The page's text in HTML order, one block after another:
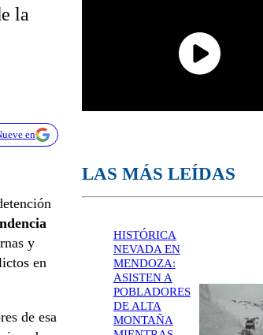
la
en
y
en
de esa
LAS MÁS LEÍDAS
HISTÓRICA
NEVADA EN
MENDOZA:
ASISTEN A
POBLADORES
DE ALTA
MONTAÑA